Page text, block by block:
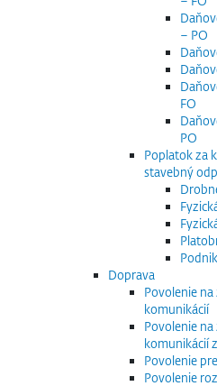
– PO
FO
PO
Poplatok za
stavebný
Doprava
Povolenie
komunikácií
Povolenie
komunikácií
Povolenie
Povolenie